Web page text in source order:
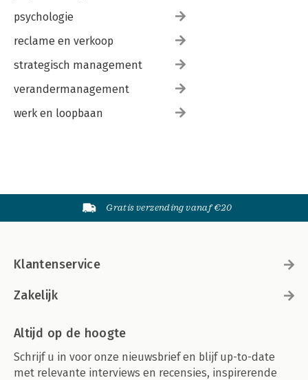
psychologie
reclame en verkoop
strategisch management
verandermanagement
werk en loopbaan
Gratis verzending vanaf €20
Klantenservice
Zakelijk
Altijd op de hoogte
Schrijf u in voor onze nieuwsbrief en blijf up-to-date
met relevante interviews en recensies, inspirerende